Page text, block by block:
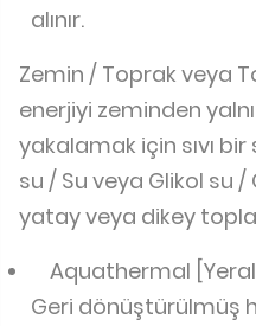
alınır.
Zemin / Toprak veya
enerjiyi zeminden
yakalamak için sıvı
su / Su veya Glikol su /
yatay veya dikey
Aquathermal
Geri dönüştürülmüş